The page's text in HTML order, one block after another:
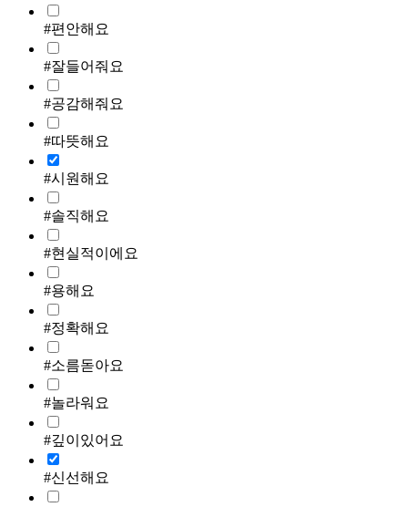
#편안해요
#잘들어줘요
#공감해줘요
#따뜻해요
#시원해요
#솔직해요
#현실적이에요
#용해요
#정확해요
#소름돋아요
#놀라워요
#깊이있어요
#신선해요